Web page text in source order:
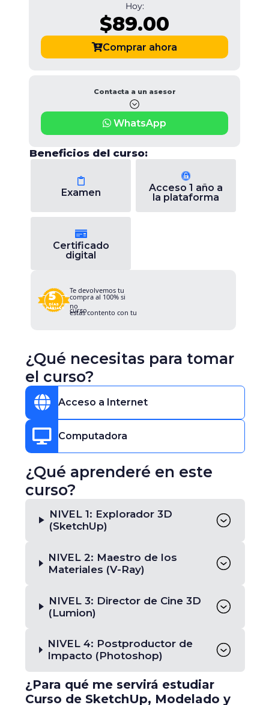
Hoy:
$89.00
Comprar ahora
Contacta a un asesor
WhatsApp
Beneficios del curso:
Examen
Acceso 1 año a
la plataforma
Certificado
digital
5
DÍAS
HÁBILES
Te devolvemos tu
compra al 100% si
no
estás contento con tu
curso.
¿Qué necesitas para tomar
el curso?
Acceso a Internet
Computadora
¿Qué aprenderé en este
curso?
NIVEL 1: Explorador 3D
(SketchUp)
NIVEL 2: Maestro de los
Materiales (V-Ray)
NIVEL 3: Director de Cine 3D
(Lumion)
NIVEL 4: Postproductor de
Impacto (Photoshop)
¿Para qué me servirá estudiar
Curso de SketchUp, Modelado y